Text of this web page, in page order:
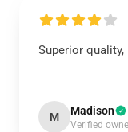
Superior
M Madison
Verified